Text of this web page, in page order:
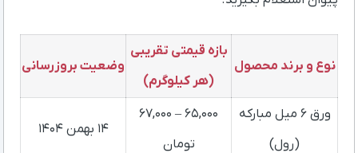
نوع و برند محصول
بازه قیمتی تقریبی
(هر کیلوگرم)
وضعیت بروزرسانی
ورق ۶ میل مبارکه
(رول)
۶۵,۰۰۰ – ۶۷,۰۰۰
تومان
۱۴ بهمن ۱۴۰۴